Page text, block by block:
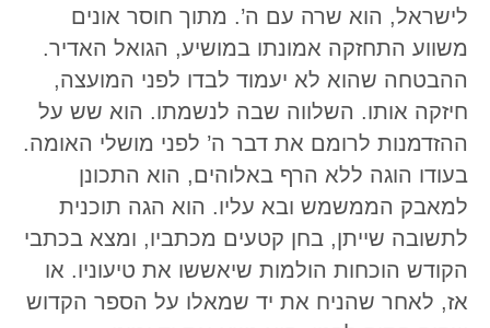
לישראל, הוא שרה עם ה’. מתוך חוסר אונים
משווע התחזקה אמונתו במושיע, הגואל האדיר.
ההבטחה שהוא לא יעמוד לבדו לפני המועצה,
חיזקה אותו. השלווה שבה לנשמתו. הוא שש על
ההזדמנות לרומם את דבר ה’ לפני מושלי האומה.
בעודו הוגה ללא הרף באלוהים, הוא התכונן
למאבק הממשמש ובא עליו. הוא הגה תוכנית
לתשובה שייתן, בחן קטעים מכתביו, ומצא בכתבי
הקודש הוכחות הולמות שיאששו את טיעוניו. או
אז, לאחר שהניח את יד שמאלו על הספר הקדוש